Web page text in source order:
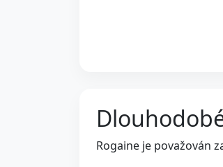
Rogaine je považován